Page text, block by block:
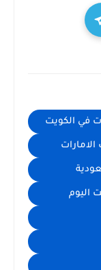
في الكويت
اليوم